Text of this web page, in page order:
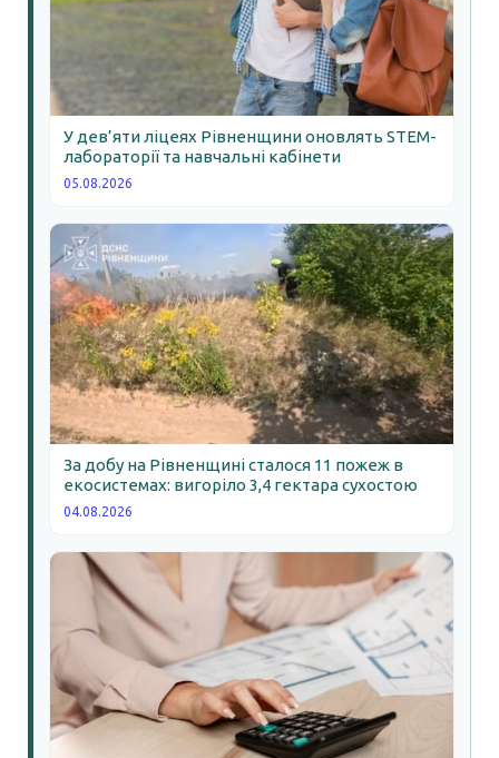
У дев’яти ліцеях Рівненщини оновлять STEM-
лабораторії та навчальні кабінети
05.08.2026
За добу на Рівненщині сталося 11 пожеж в
екосистемах: вигоріло 3,4 гектара сухостою
04.08.2026